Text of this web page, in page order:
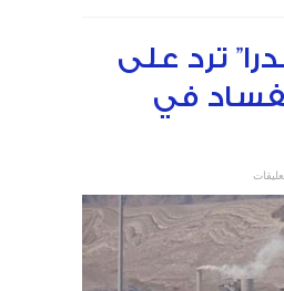
ترد على
في
عدرا”
ترد
على
اتهامات
بفساد
في
الشركة
مغلقة